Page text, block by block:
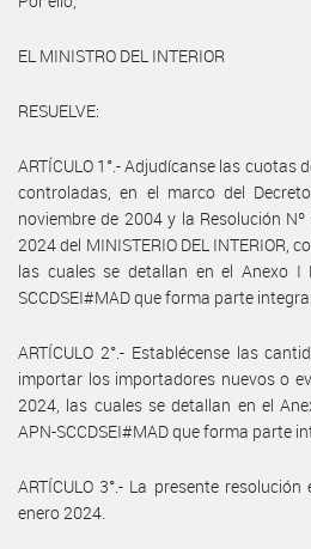
EL MINISTRO DEL INTERIOR
RESUELVE:
ARTÍCULO 1°.- Adjudícanse las
controladas, en el marco del
noviembre de 2004 y la Resolución
2024 del MINISTERIO DEL INTERIOR,
las cuales se detallan en el Anexo I
SCCDSEI#MAD que forma parte
ARTÍCULO 2°.- Establécense las
importar los importadores nuevos o
2024, las cuales se detallan en el
APN-SCCDSEI#MAD que forma parte
ARTÍCULO 3°.- La presente
enero 2024.